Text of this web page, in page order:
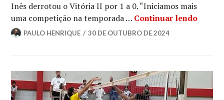
Inês derrotou o Vitória II por 1 a 0. “Iniciamos mais
uma competição na temporada … Continuar lendo
PAULO HENRIQUE 30 DE OUTUBRO DE 2024